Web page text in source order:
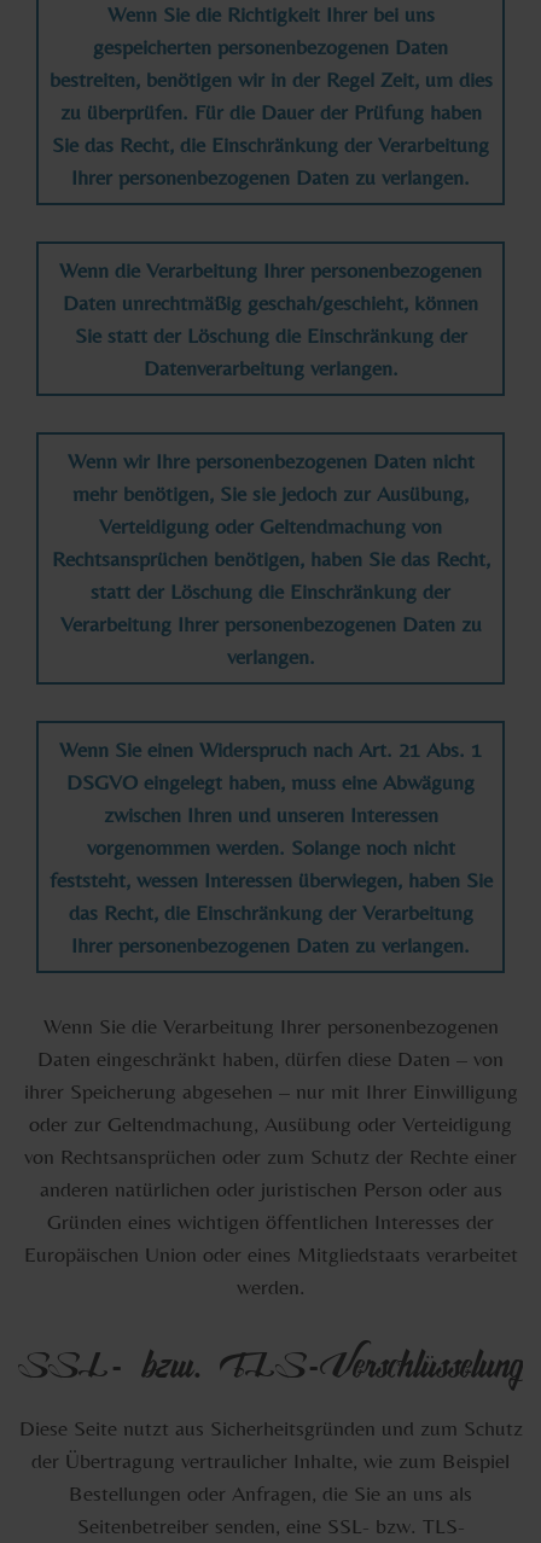
Wenn Sie die Richtigkeit Ihrer bei uns
gespeicherten personenbezogenen Daten
bestreiten, benötigen wir in der Regel Zeit, um dies
zu überprüfen. Für die Dauer der Prüfung haben
Sie das Recht, die Einschränkung der Verarbeitung
Ihrer personenbezogenen Daten zu verlangen.
Wenn die Verarbeitung Ihrer personenbezogenen
Daten unrechtmäßig geschah/geschieht, können
Sie statt der Löschung die Einschränkung der
Datenverarbeitung verlangen.
Wenn wir Ihre personenbezogenen Daten nicht
mehr benötigen, Sie sie jedoch zur Ausübung,
Verteidigung oder Geltendmachung von
Rechtsansprüchen benötigen, haben Sie das Recht,
statt der Löschung die Einschränkung der
Verarbeitung Ihrer personenbezogenen Daten zu
verlangen.
Wenn Sie einen Widerspruch nach Art. 21 Abs. 1
DSGVO eingelegt haben, muss eine Abwägung
zwischen Ihren und unseren Interessen
vorgenommen werden. Solange noch nicht
feststeht, wessen Interessen überwiegen, haben Sie
das Recht, die Einschränkung der Verarbeitung
Ihrer personenbezogenen Daten zu verlangen.
Wenn Sie die Verarbeitung Ihrer personenbezogenen
Daten eingeschränkt haben, dürfen diese Daten – von
ihrer Speicherung abgesehen – nur mit Ihrer Einwilligung
oder zur Geltendmachung, Ausübung oder Verteidigung
von Rechtsansprüchen oder zum Schutz der Rechte einer
anderen natürlichen oder juristischen Person oder aus
Gründen eines wichtigen öffentlichen Interesses der
Europäischen Union oder eines Mitgliedstaats verarbeitet
werden.
SSL- bzw. TLS-Verschlüsselung
Diese Seite nutzt aus Sicherheitsgründen und zum Schutz
der Übertragung vertraulicher Inhalte, wie zum Beispiel
Bestellungen oder Anfragen, die Sie an uns als
Seitenbetreiber senden, eine SSL- bzw. TLS-